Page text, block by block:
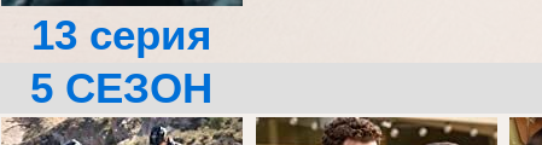
13 серия
5 СЕЗОН